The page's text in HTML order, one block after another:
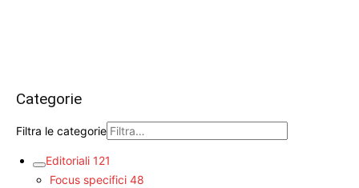
Categorie
Filtra le categorie
Editoriali 121
Focus specifici 48